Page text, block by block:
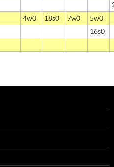
4w0 18s0 7w0
5w0
16s0